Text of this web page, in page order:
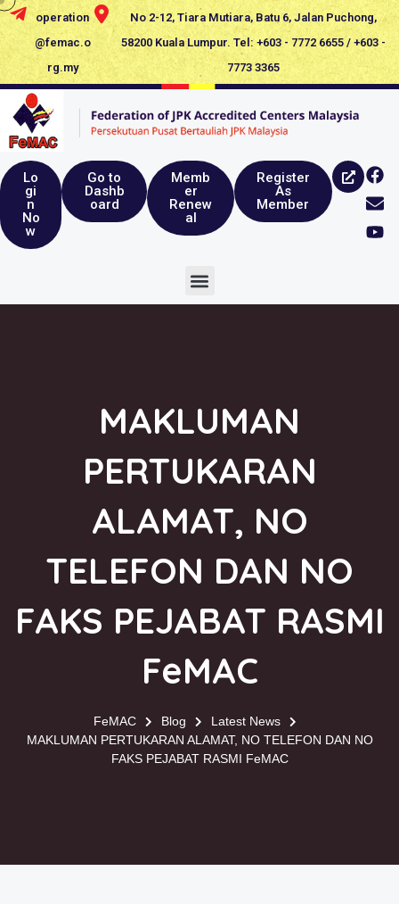
operation
@femac.o
rg.my
No 2-12, Tiara Mutiara, Batu 6, Jalan Puchong,
58200 Kuala Lumpur. Tel: +603 - 7772 6655 / +603 -
7773 3365
Lo
gi
n
No
w
Go to
Dashb
oard
Memb
er
Renew
al
Register
As
Member
MAKLUMAN
PERTUKARAN
ALAMAT, NO
TELEFON DAN NO
FAKS PEJABAT RASMI
FeMAC
FeMAC Blog
Latest News
MAKLUMAN PERTUKARAN ALAMAT, NO TELEFON DAN NO
FAKS PEJABAT RASMI FeMAC